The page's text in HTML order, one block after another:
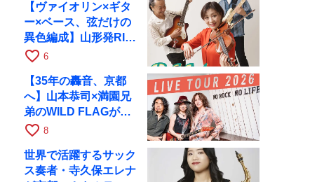
【ヴァイオリン×ギタ
ー×ベース、弦だけの
異色編成】山形発RIM
が初全国ツアーで8月
favorite_border 6
【35年の轟音、京都
へ】山本恭司×満園兄
弟のWILD FLAGが8
月6日にRAGでライブ
favorite_border 8
世界で活躍するサック
ス奏者・寺久保エレナ